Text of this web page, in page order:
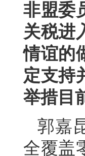
非盟委
关税进
情谊的
定支持
举措目
郭嘉
全覆盖